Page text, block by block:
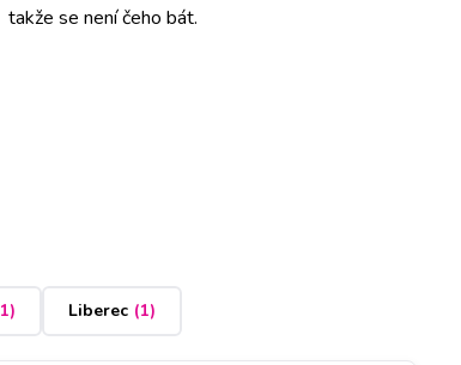
takže se není čeho bát.
1) Liberec (1)